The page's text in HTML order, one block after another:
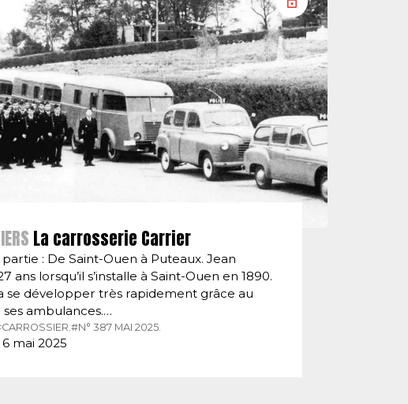
La carrosserie Carrier
: De Saint-Ouen à Puteaux. Jean
ans lorsqu’il s’installe à Saint-Ouen en 1890.
se développer très rapidement grâce au
ses ambulances.…
#N° 387 MAI 2025.
mai 2025